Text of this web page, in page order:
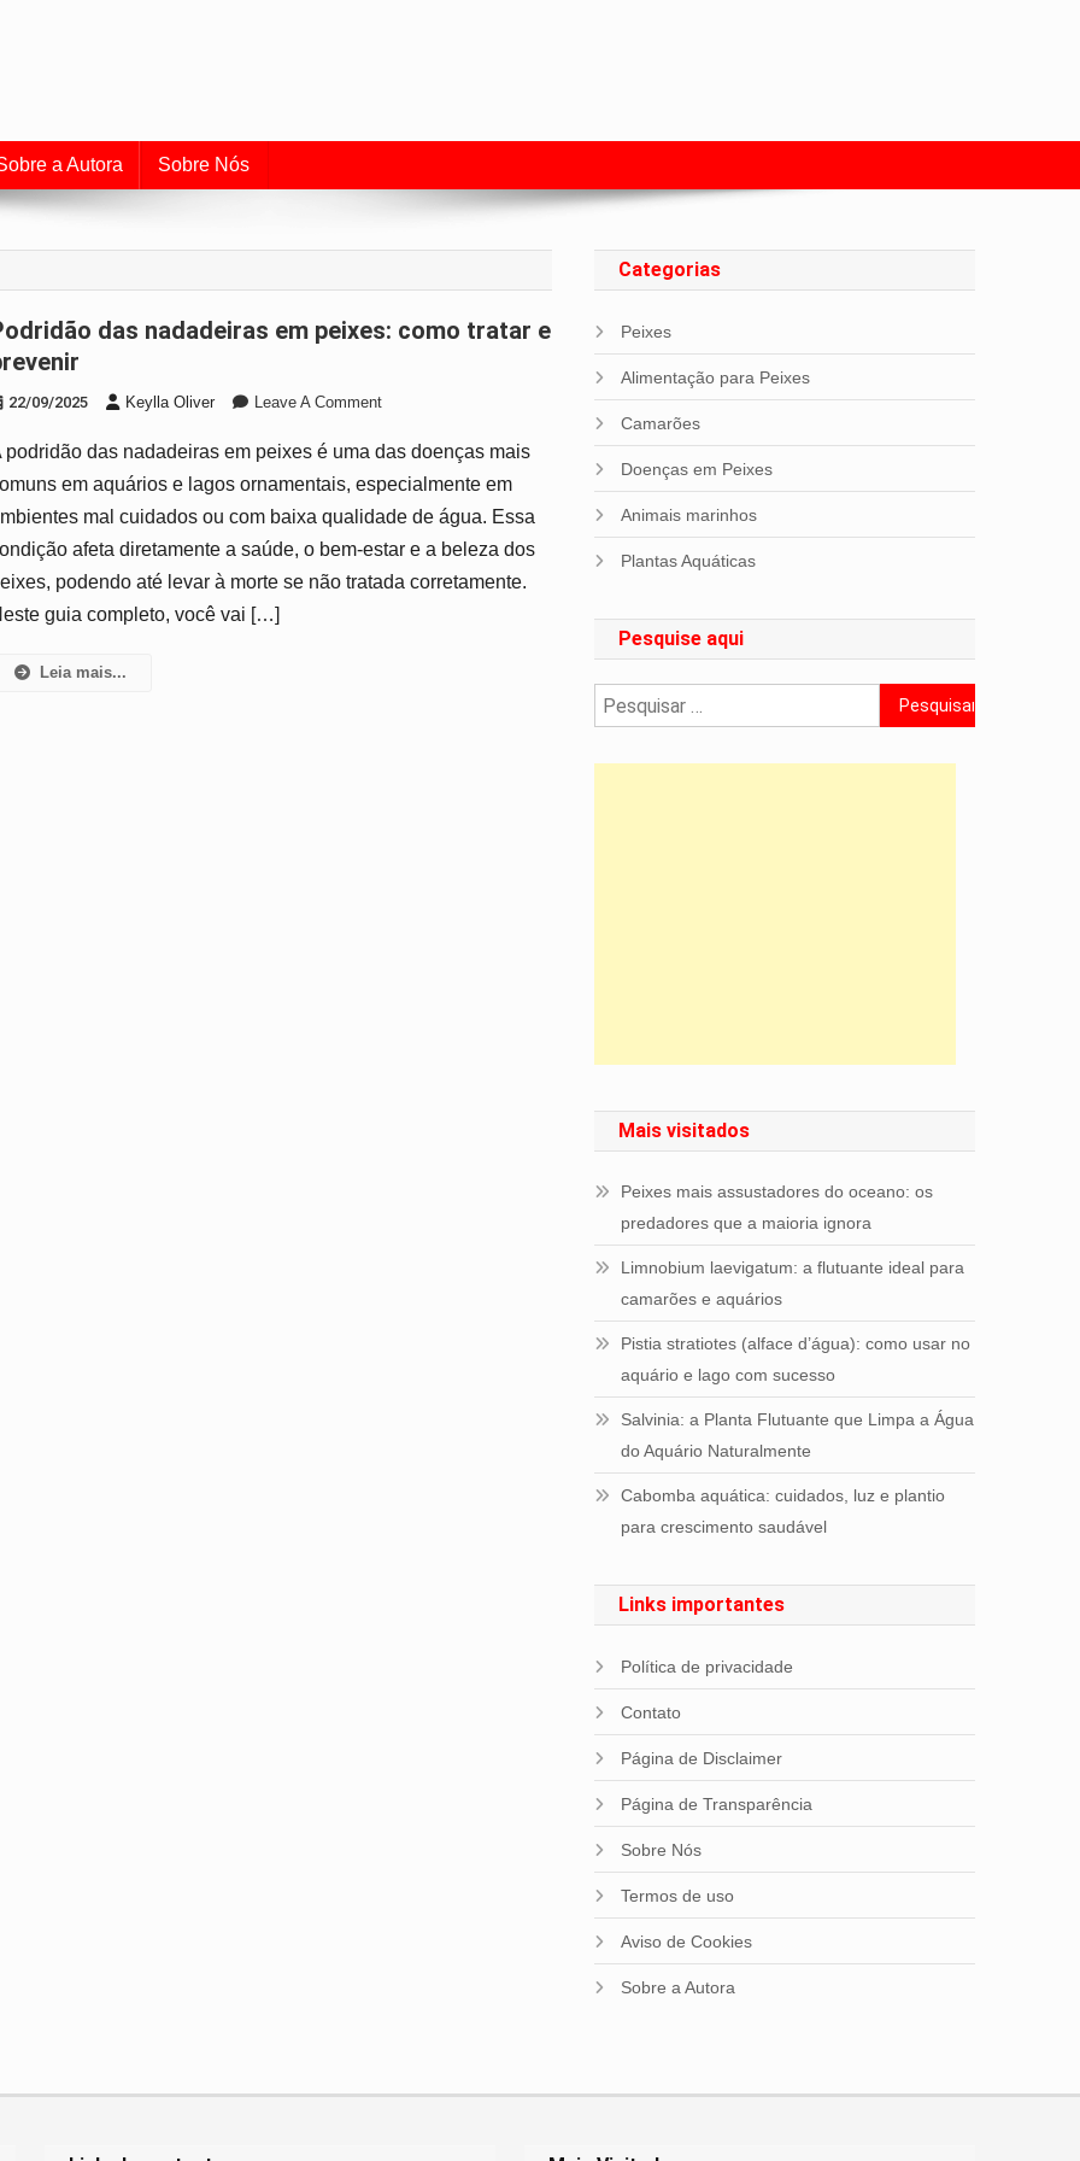
a Autora Sobre Nós
tratar e
22/09/2025 Keylla Oliver Leave A CommentOn
Das
Nadadeiras
Em
Como
Tratar
podridão das nadadeiras em peixes é uma das doenças mais
em aquários e lagos ornamentais, especialmente em
mal cuidados ou com baixa qualidade de água. Essa
afeta diretamente a saúde, o bem-estar e a beleza dos
podendo até levar à morte se não tratada corretamente.
guia completo, você vai […]
Leia mais...
Categorias
Peixes
Alimentação para Peixes
Camarões
Doenças em Peixes
Animais marinhos
Plantas Aquáticas
Pesquise aqui
Pesquisar
por:
Mais visitados
Peixes mais assustadores do oceano: os
predadores que a maioria ignora
Limnobium laevigatum: a flutuante ideal para
camarões e aquários
Pistia stratiotes (alface d’água): como usar no
aquário e lago com sucesso
Salvinia: a Planta Flutuante que Limpa a Água
do Aquário Naturalmente
Cabomba aquática: cuidados, luz e plantio
para crescimento saudável
Links importantes
Política de privacidade
Contato
Página de Disclaimer
Página de Transparência
Sobre Nós
Termos de uso
Aviso de Cookies
Sobre a Autora